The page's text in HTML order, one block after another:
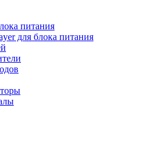
питания
для блока питания